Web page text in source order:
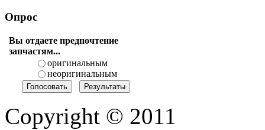
Опрос
Вы отдаете предпочтение
запчастям...
оригинальным
неоригинальным
Copyright © 2011